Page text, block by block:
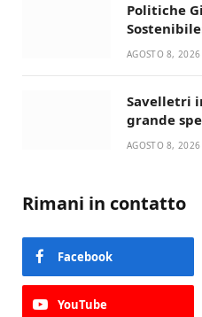
Politiche
AGOSTO 8, 2026
Savelletri
grande
Santis
AGOSTO 8, 2026
Rimani in contatto
Facebook
YouTube